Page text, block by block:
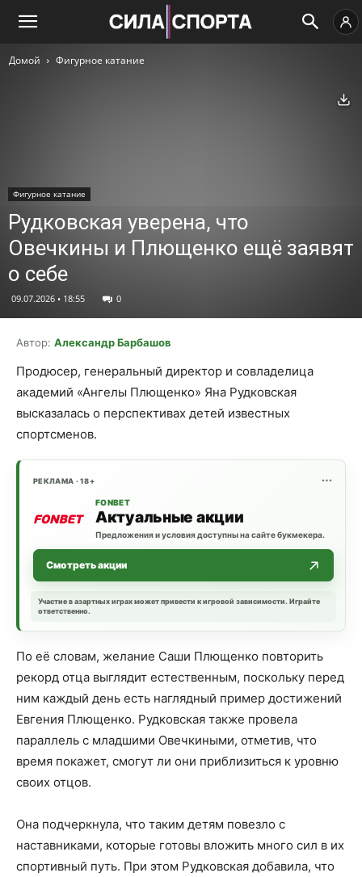
Домой Фигурное катание
Фигурное катание
Рудковская уверена, что
Овечкины и Плющенко ещё заявят
о себе
09.07.2026 • 18:55 0
Автор: Александр Барбашов
Продюсер, генеральный директор и совладелица
академий «Ангелы Плющенко» Яна Рудковская
высказалась о перспективах детей известных
спортсменов.
РЕКЛАМА · 18+
FONBET
Актуальные акции
Предложения и условия доступны на сайте букмекера.
Смотреть акции
Участие в азартных играх может привести к игровой зависимости. Играйте
ответственно.
По её словам, желание Саши Плющенко повторить
рекорд отца выглядит естественным, поскольку перед
ним каждый день есть наглядный пример достижений
Евгения Плющенко. Рудковская также провела
параллель с младшими Овечкиными, отметив, что
время покажет, смогут ли они приблизиться к уровню
своих отцов.
Она подчеркнула, что таким детям повезло с
наставниками, которые готовы вложить много сил в их
спортивный путь. При этом Рудковская добавила, что